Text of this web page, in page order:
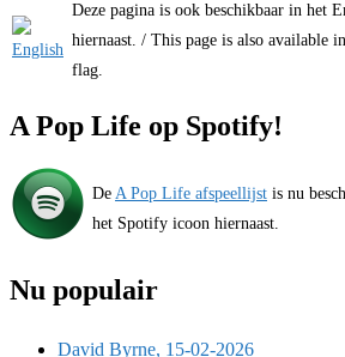
Deze pagina is ook beschikbaar in het
hiernaast. / This page is also available
flag.
A Pop Life op Spotify!
De A Pop Life afspeellijst is nu
het Spotify icoon hiernaast.
Nu populair
David Byrne, 15-02-2026